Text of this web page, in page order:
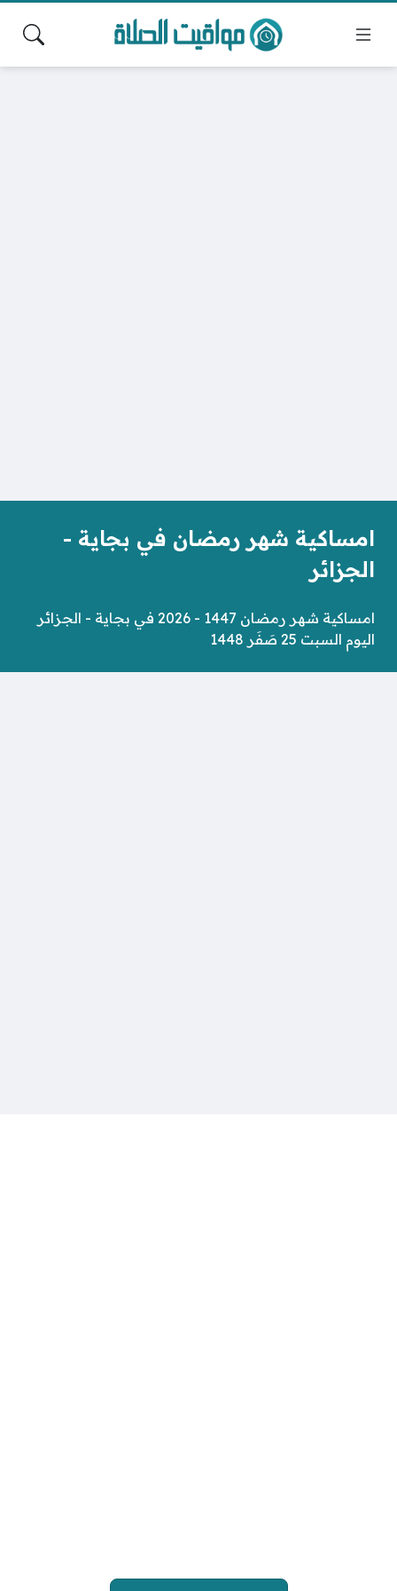
امساكية شهر رمضان في بجاية -
الجزائر
امساكية شهر رمضان 1447 - 2026 في بجاية - الجزائر
اليوم السبت 25 صَفَر 1448